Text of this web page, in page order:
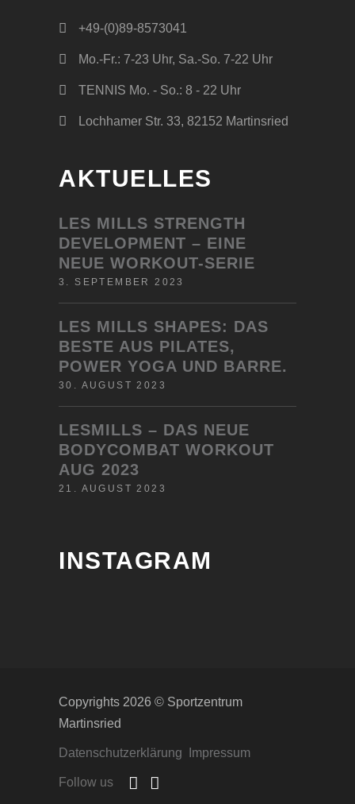
+49-(0)89-8573041
Mo.-Fr.: 7-23 Uhr, Sa.-So. 7-22 Uhr
TENNIS Mo. - So.: 8 - 22 Uhr
Lochhamer Str. 33, 82152 Martinsried
AKTUELLES
LES MILLS STRENGTH
DEVELOPMENT – EINE
NEUE WORKOUT-SERIE
3. SEPTEMBER 2023
LES MILLS SHAPES: DAS
BESTE AUS PILATES,
POWER YOGA UND BARRE.
30. AUGUST 2023
LESMILLS – DAS NEUE
BODYCOMBAT WORKOUT
AUG 2023
21. AUGUST 2023
INSTAGRAM
Copyrights 2026 © Sportzentrum
Martinsried
Datenschutzerklärung Impressum
Follow us